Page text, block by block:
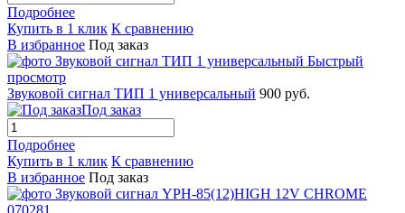
Подробнее
Купить в 1 клик К сравнению
В избранное Под заказ
Быстрый
просмотр
Звуковой сигнал ТИП 1 универсальный 900 руб.
Под заказ
Подробнее
Купить в 1 клик К сравнению
В избранное Под заказ